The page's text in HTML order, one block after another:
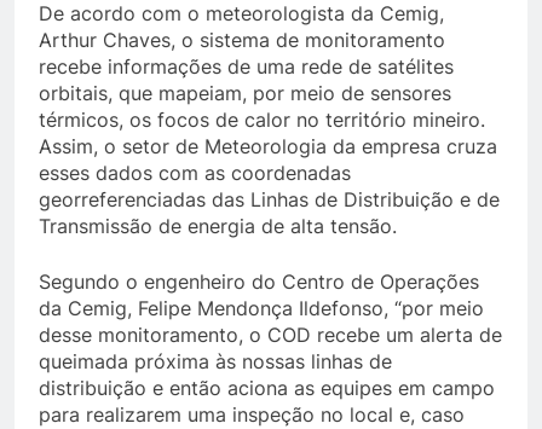
De acordo com o meteorologista da Cemig,
Arthur Chaves, o sistema de monitoramento
recebe informações de uma rede de satélites
orbitais, que mapeiam, por meio de sensores
térmicos, os focos de calor no território mineiro.
Assim, o setor de Meteorologia da empresa cruza
esses dados com as coordenadas
georreferenciadas das Linhas de Distribuição e de
Transmissão de energia de alta tensão.
Segundo o engenheiro do Centro de Operações
da Cemig, Felipe Mendonça Ildefonso, “por meio
desse monitoramento, o COD recebe um alerta de
queimada próxima às nossas linhas de
distribuição e então aciona as equipes em campo
para realizarem uma inspeção no local e, caso